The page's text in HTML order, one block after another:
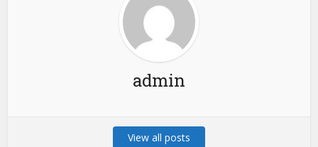
admin
View all posts